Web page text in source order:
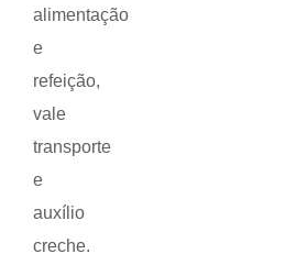
alimentação
e
refeição,
vale
transporte
e
auxílio
creche.